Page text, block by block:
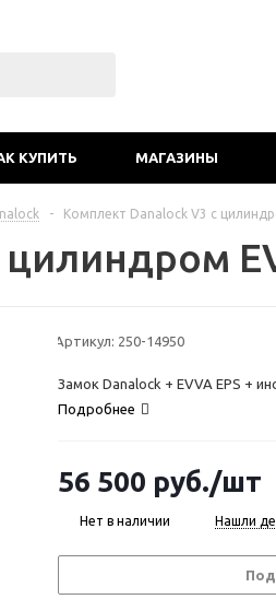
КУПИТЬ МАГАЗИНЫ
- Комплект Danalock V3 с
Артикул: 250-14950
Замок Danalock + EVVA EPS +
Подробнее
56 500 руб./шт
Нет в наличии Нашли
Под